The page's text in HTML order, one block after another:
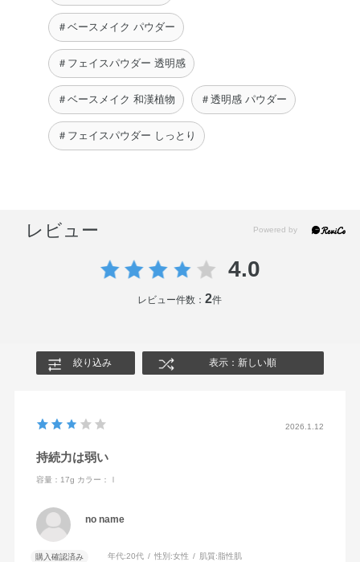
＃ベースメイク パウダー
＃フェイスパウダー 透明感
＃ベースメイク 和漢植物 ＃透明感 パウダー
＃フェイスパウダー しっとり
レビュー
4.0
レビュー件数：2件
絞り込み 表示：新しい順
2026.1.12
持続力は弱い
容量：17g カラー：Ⅰ
no name
購入確認済み 年代:20代 性別:女性 肌質: 脂性肌